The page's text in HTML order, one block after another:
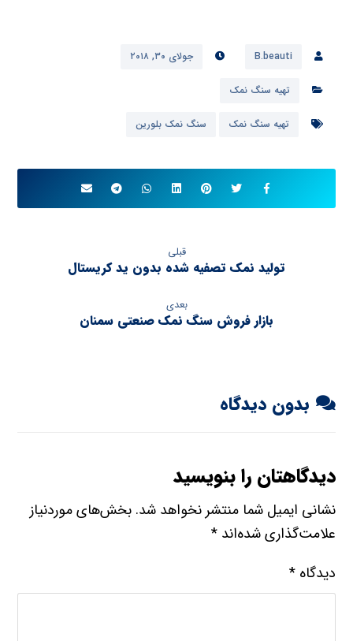
B.beauti جولای ۳۰, ۲۰۱۸
تهیه سنگ نمک
تهیه سنگ نمک سنگ نمک بلورین
قبلی
تولید نمک تصفیه شده بدون ید کریستال
بعدی
بازار فروش سنگ نمک صنعتی سمنان
بدون دیدگاه
دیدگاهتان را بنویسید
نشانی ایمیل شما منتشر نخواهد شد. بخش‌های موردنیاز
علامت‌گذاری شده‌اند*
دیدگاه*